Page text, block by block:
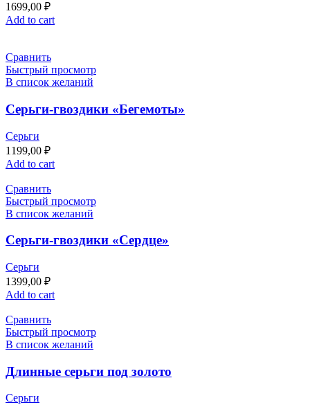
1699,00 ₽
Add to cart
Сравнить
Быстрый просмотр
В список желаний
Серьги-гвоздики «Бегемоты»
Серьги
1199,00 ₽
Add to cart
Сравнить
Быстрый просмотр
В список желаний
Серьги-гвоздики «Сердце»
Серьги
1399,00 ₽
Add to cart
Сравнить
Быстрый просмотр
В список желаний
Длинные серьги под золото
Серьги